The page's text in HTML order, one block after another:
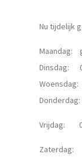
Nu tijdelijk
Maandag:
Dinsdag:
Woensdag:
Donderdag:
Vrijdag:
Zaterdag: